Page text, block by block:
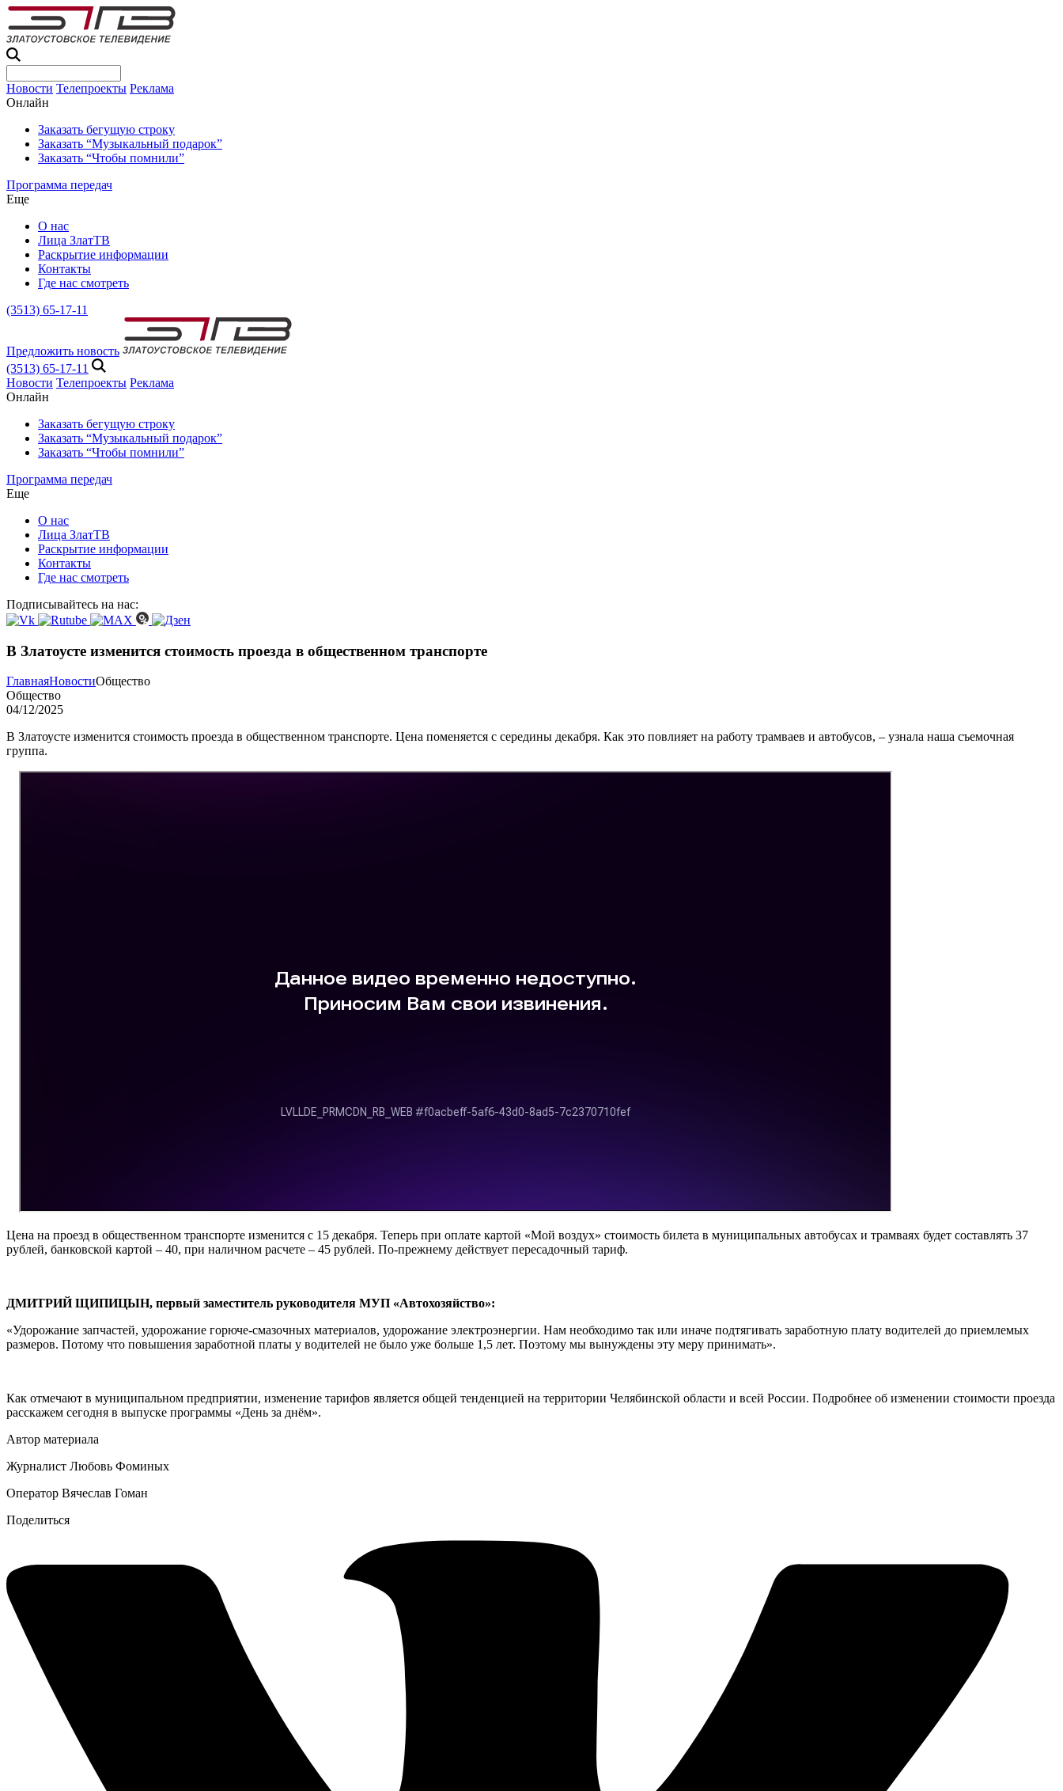
Новости Телепроекты Реклама
Онлайн
Заказать бегущую строку
Заказать “Музыкальный подарок”
Заказать “Чтобы помнили”
Программа передач
Еще
О нас
Лица ЗлатТВ
Раскрытие информации
Контакты
Где нас смотреть
(3513) 65-17-11
Предложить новость
(3513) 65-17-11
Новости Телепроекты Реклама
Онлайн
Заказать бегущую строку
Заказать “Музыкальный подарок”
Заказать “Чтобы помнили”
Программа передач
Еще
О нас
Лица ЗлатТВ
Раскрытие информации
Контакты
Где нас смотреть
Подписывайтесь на нас:
В Златоусте изменится стоимость проезда в общественном транспорте
ГлавнаяНовостиОбщество
Общество
04/12/2025
В Златоусте изменится стоимость проезда в общественном транспорте. Цена поменяется с середины декабря. Как это повлияет на работу трамваев и автобусов, – узнала наша съемочная
группа.
Цена на проезд в общественном транспорте изменится с 15 декабря. Теперь при оплате картой «Мой воздух» стоимость билета в муниципальных автобусах и трамваях будет составлять 37
рублей, банковской картой – 40, при наличном расчете – 45 рублей. По-прежнему действует пересадочный тариф.
ДМИТРИЙ ЩИПИЦЫН, первый заместитель руководителя МУП «Автохозяйство»:
«Удорожание запчастей, удорожание горюче-смазочных материалов, удорожание электроэнергии. Нам необходимо так или иначе подтягивать заработную плату водителей до приемлемых
размеров. Потому что повышения заработной платы у водителей не было уже больше 1,5 лет. Поэтому мы вынуждены эту меру принимать».
Как отмечают в муниципальном предприятии, изменение тарифов является общей тенденцией на территории Челябинской области и всей России. Подробнее об изменении стоимости проезда
расскажем сегодня в выпуске программы «День за днём».
Автор материала
Журналист Любовь Фоминых
Оператор Вячеслав Гоман
Поделиться